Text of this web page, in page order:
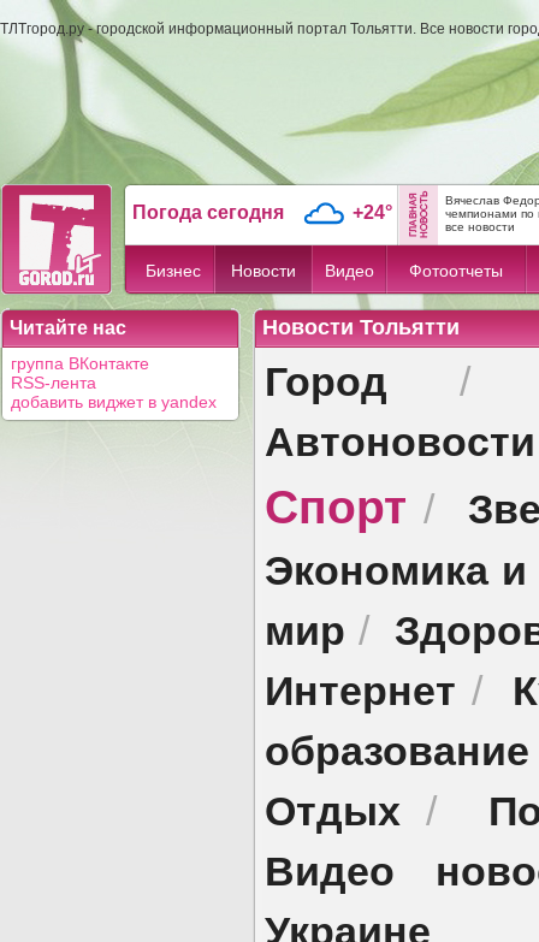
ТЛТгород.ру - городской информационный портал Тольятти. Все новости
Погода сегодня +24°
Вячеслав
чемпионами по
все новости
Бизнес Новости Видео Фотоотчеты
Читайте нас
группа ВКонтакте
RSS-лента
добавить виджет в yandex
Новости Тольятти
Город
Автоновости
Спорт /
Экономика и
мир /
Интернет /
образование
Отдых /
Видео
Украине